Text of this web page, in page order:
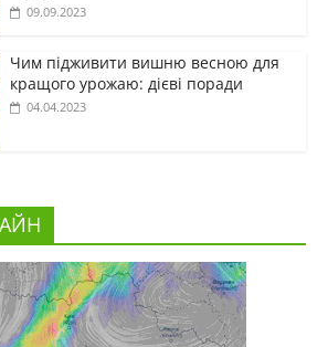
09.09.2023
Чим підживити вишню весною для
кращого урожаю: дієві поради
04.04.2023